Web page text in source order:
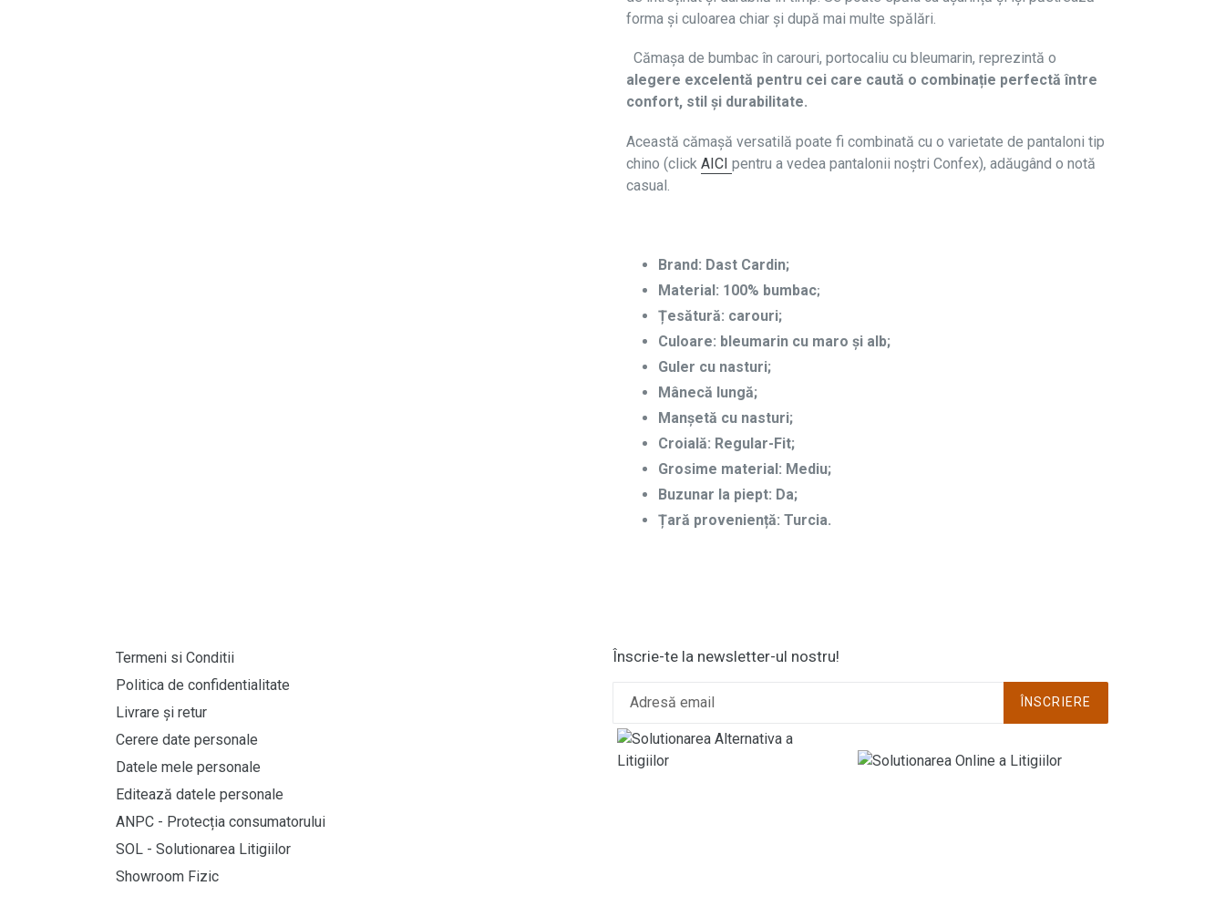
forma și culoarea chiar și după mai multe spălări.
Cămașa de bumbac în carouri, portocaliu cu bleumarin, reprezintă o
alegere excelentă pentru cei care caută o combinație perfectă între
confort, stil și durabilitate.
Această cămașă versatilă poate fi combinată cu o varietate de pantaloni tip
chino (click AICI pentru a vedea pantalonii noștri Confex), adăugând o notă
casual.
Brand: Dast Cardin;
Material: 100% bumbac;
Țesătură: carouri;
Culoare: bleumarin cu maro și alb;
Guler cu nasturi;
Mânecă lungă;
Manșetă cu nasturi;
Croială: Regular-Fit;
Grosime material: Mediu;
Buzunar la piept: Da;
Țară proveniență: Turcia.
Termeni si Conditii
Politica de confidentialitate
Livrare și retur
Cerere date personale
Datele mele personale
Editează datele personale
ANPC - Protecția consumatorului
SOL - Solutionarea Litigiilor
Showroom Fizic
Înscrie-te la newsletter-ul nostru!
ÎNSCRIERE